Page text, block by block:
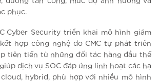
phục.
Cyber Security triển khai mô hình giám
hợp công nghệ do CMC tự phát triển
tiên tiến từ những đối tác hàng đầu thế
dịch vụ SOC đáp ứng linh hoạt các hạ
hybrid, phù hợp với nhiều mô hình